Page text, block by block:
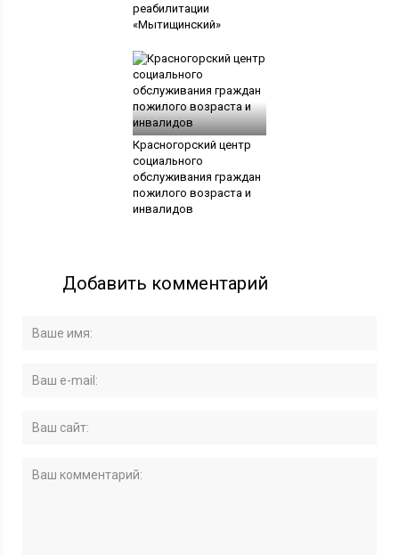
реабилитации
«Мытищинский»
Красногорский центр
социального
обслуживания граждан
пожилого возраста и
инвалидов
Добавить комментарий